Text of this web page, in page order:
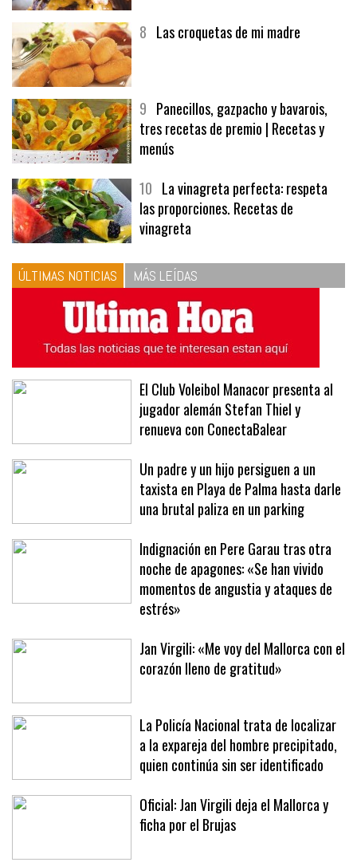
9Panecillos, gazpacho y bavarois,
tres recetas de premio | Recetas y
menús
10La vinagreta perfecta: respeta
las proporciones. Recetas de
vinagreta
ÚLTIMAS NOTICIAS MÁS LEÍDAS
El Club Voleibol Manacor presenta al
jugador alemán Stefan Thiel y
renueva con ConectaBalear
Un padre y un hijo persiguen a un
taxista en Playa de Palma hasta darle
una brutal paliza en un parking
Indignación en Pere Garau tras otra
noche de apagones: «Se han vivido
momentos de angustia y ataques de
estrés»
Jan Virgili: «Me voy del Mallorca con el
La Policía Nacional trata de localizar
a la expareja del hombre precipitado,
quien continúa sin ser identificado
Oficial: Jan Virgili deja el Mallorca y